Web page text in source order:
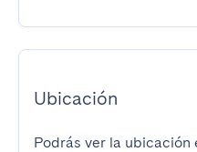
Ubicación
Podrás ver la